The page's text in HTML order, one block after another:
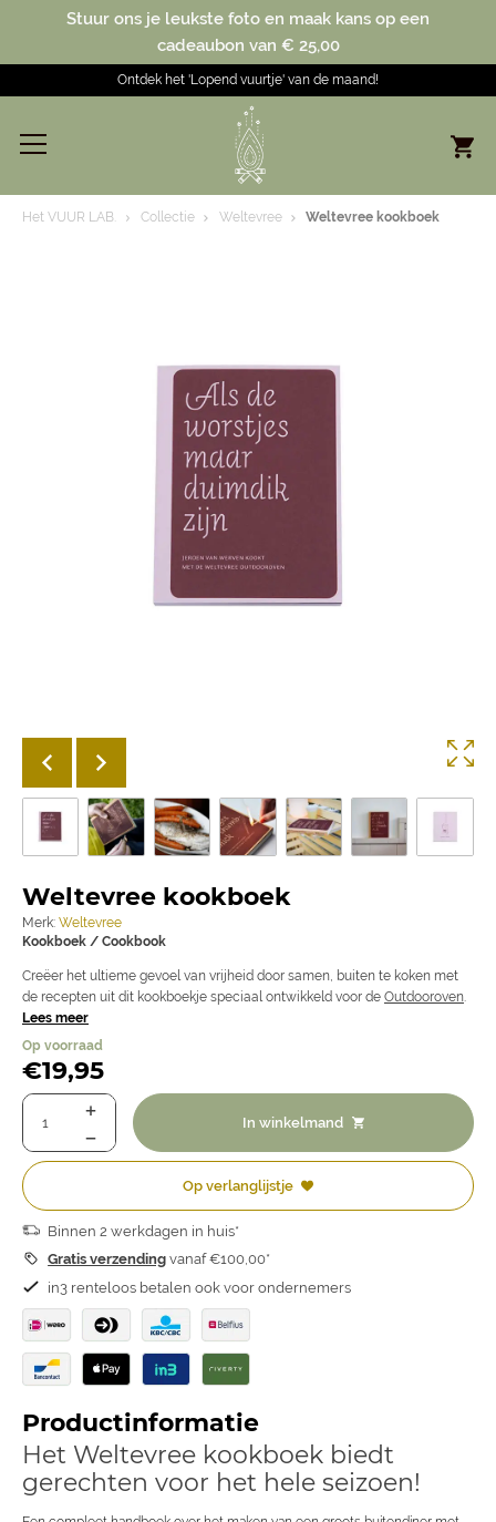
Stuur ons je leukste foto en maak kans op een
cadeaubon van € 25,00
Ontdek het 'Lopend vuurtje' van de maand!
Het VUUR LAB. Collectie Weltevree Weltevree kookboek
Weltevree kookboek
Merk: Weltevree
Kookboek / Cookbook
Creëer het ultieme gevoel van vrijheid door samen, buiten te koken met
de recepten uit dit kookboekje speciaal ontwikkeld voor de Outdooroven.
Lees meer
Op voorraad
€19,95
In winkelmand
Op verlanglijstje
Binnen 2 werkdagen in huis*
Gratis verzending vanaf €100,00*
in3 renteloos betalen ook voor ondernemers
Productinformatie
Het Weltevree kookboek biedt
gerechten voor het hele seizoen!